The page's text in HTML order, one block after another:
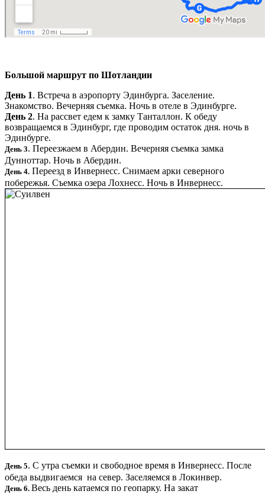
Большой маршрут по Шотландии
День 1. Встреча в аэропорту Эдинбурга. Заселение.
Знакомство. Вечерняя съемка. Ночь в отеле в Эдинбурге.
День 2. На рассвет едем к замку Танталлон. К обеду
возвращаемся в Эдинбург, где проводим остаток дня. ночь в
Эдинбурге.
День 3. Переезжаем в Абердин. Вечерняя съемка замка
Дунноттар. Ночь в Абердин.
День 4. Переезд в Инвернесс. Снимаем арки северного
побережья. Съемка озера Лохнесс. Ночь в Инвернесс.
День 5. С утра съемки и свободное время в Инвернесс. После
обеда выдвигаемся на север. Заселяемся в Локинвер.
День 6. Весь день катаемся по геопарку. На закат